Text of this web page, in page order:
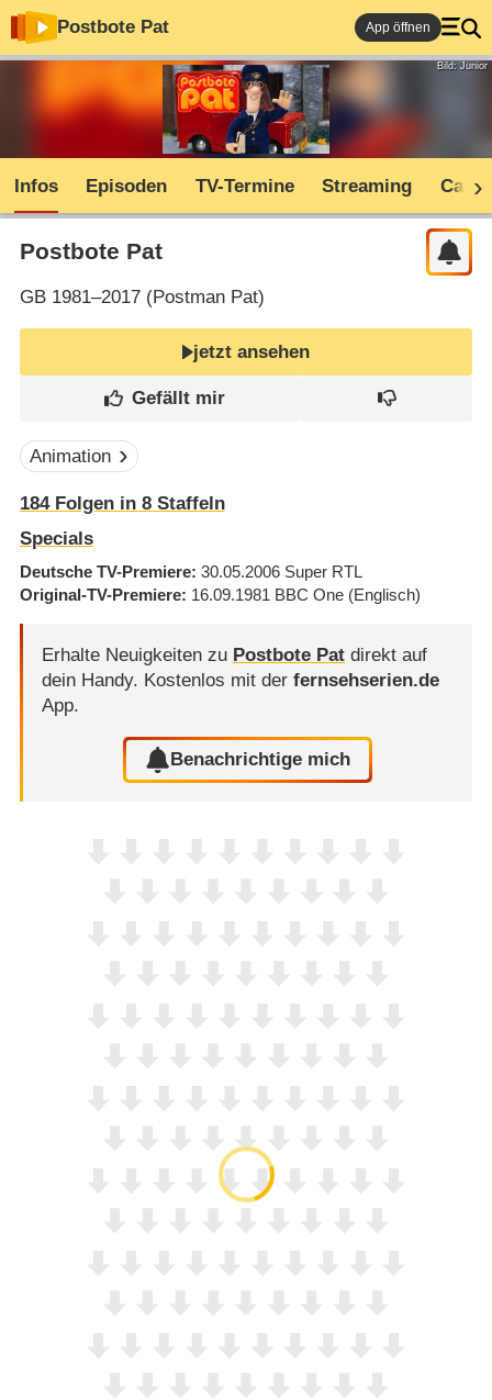
Postbote Pat App öffnen
Bild: Junior
Infos Episoden TV-Termine Streaming Cast
Postbote Pat
GB1981–2017 (Postman Pat)
jetzt ansehen
Animation
184Folgen in 8Staffeln
Specials
Deutsche TV-Premiere 30.05.2006 Super RTL
Original-TV-Premiere 16.09.1981 BBC One (Englisch)
Erhalte Neuigkeiten zu Postbote Patdirekt auf
dein Handy. Kostenlos mit der fernsehserien.de
App.
Benachrichtige mich